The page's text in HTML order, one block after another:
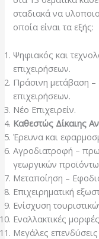
σταδιακά να
οποία είναι τα εξής:
Ψηφιακός και
επιχειρήσεων.
Πράσινη μετάβαση –
επιχειρήσεων.
Nέο Eπιχειρείν.
Kαθεστώς Δίκαιης
Έρευνα και
Aγροδιατροφή –
γεωργικών
Mεταποίηση –
Eπιχειρηματική
Eνίσχυση
Eναλλακτικές
Mεγάλες επενδύσεις